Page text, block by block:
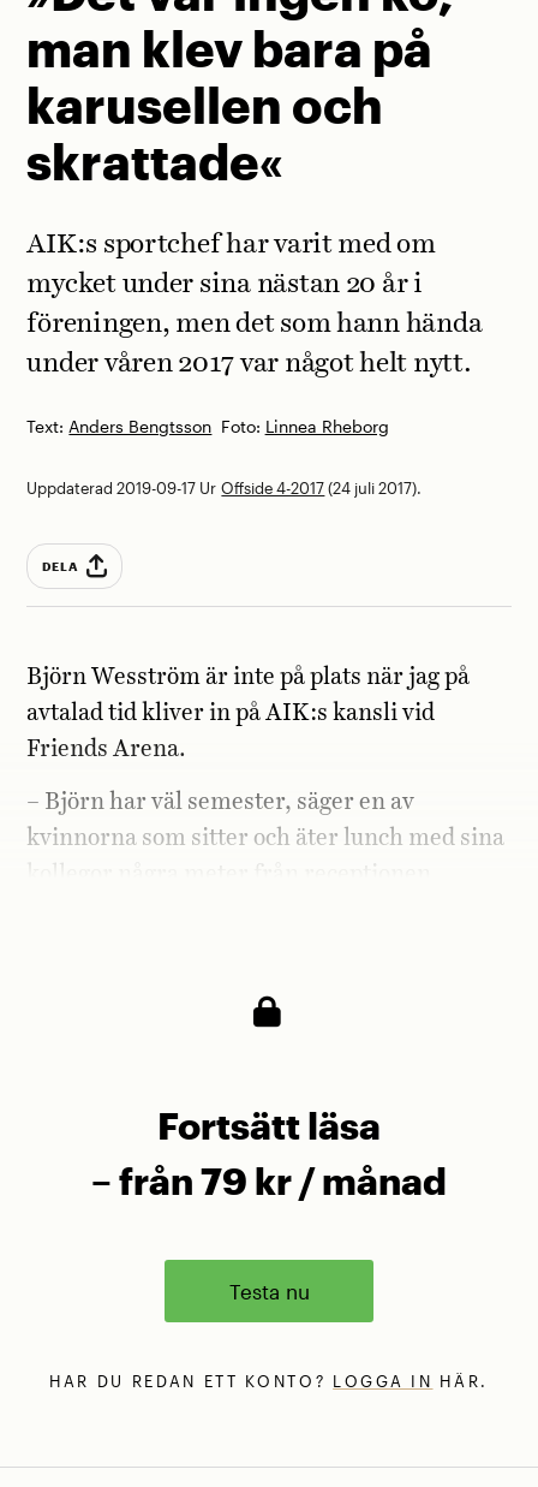
man klev bara på
karusellen och
skrattade«
Text: Anders Bengtsson Foto: Linnea Rheborg
AIK:s sportchef har varit med om
mycket under sina nästan 20 år i
föreningen, men det som hann hända
under våren 2017 var något helt nytt.
Uppdaterad 2019-09-17 UrOffside 4-2017(24 juli 2017).
DELA
Björn Wesström är inte på plats när jag på
avtalad tid kliver in på AIK:s kansli vid
Friends Arena.
– Björn har väl semester, säger en av
kvinnorna som sitter och äter lunch med sina
Fortsätt läsa
– från 79 kr / månad
Testa nu
HAR DU REDAN ETT KONTO? LOGGA IN HÄR.